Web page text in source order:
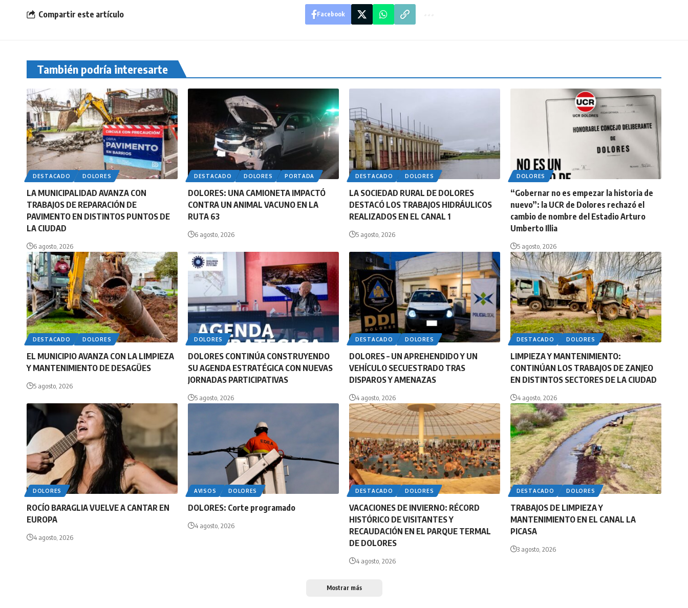
Compartir este artículo Facebook
También podría interesarte
DESTACADO DOLORES
LA MUNICIPALIDAD AVANZA CON
TRABAJOS DE REPARACIÓN DE
PAVIMENTO EN DISTINTOS PUNTOS DE
LA CIUDAD
6 agosto, 2026
DESTACADO DOLORES PORTADA
DOLORES: UNA CAMIONETA IMPACTÓ
CONTRA UN ANIMAL VACUNO EN LA
RUTA 63
6 agosto, 2026
DESTACADO DOLORES
LA SOCIEDAD RURAL DE DOLORES
DESTACÓ LOS TRABAJOS HIDRÁULICOS
REALIZADOS EN EL CANAL 1
5 agosto, 2026
DOLORES
“Gobernar no es empezar la historia de
nuevo”: la UCR de Dolores rechazó el
cambio de nombre del Estadio Arturo
Umberto Illia
5 agosto, 2026
DESTACADO DOLORES
EL MUNICIPIO AVANZA CON LA LIMPIEZA
Y MANTENIMIENTO DE DESAGÜES
5 agosto, 2026
DOLORES
DOLORES CONTINÚA CONSTRUYENDO
SU AGENDA ESTRATÉGICA CON NUEVAS
JORNADAS PARTICIPATIVAS
5 agosto, 2026
DESTACADO DOLORES
DOLORES – UN APREHENDIDO Y UN
VEHÍCULO SECUESTRADO TRAS
DISPAROS Y AMENAZAS
4 agosto, 2026
DESTACADO DOLORES
LIMPIEZA Y MANTENIMIENTO:
CONTINÚAN LOS TRABAJOS DE ZANJEO
EN DISTINTOS SECTORES DE LA CIUDAD
4 agosto, 2026
DOLORES
ROCÍO BARAGLIA VUELVE A CANTAR EN
EUROPA
4 agosto, 2026
AVISOS DOLORES
DOLORES: Corte programado
4 agosto, 2026
DESTACADO DOLORES
VACACIONES DE INVIERNO: RÉCORD
HISTÓRICO DE VISITANTES Y
RECAUDACIÓN EN EL PARQUE TERMAL
DE DOLORES
4 agosto, 2026
DESTACADO DOLORES
TRABAJOS DE LIMPIEZA Y
MANTENIMIENTO EN EL CANAL LA
PICASA
3 agosto, 2026
Mostrar más